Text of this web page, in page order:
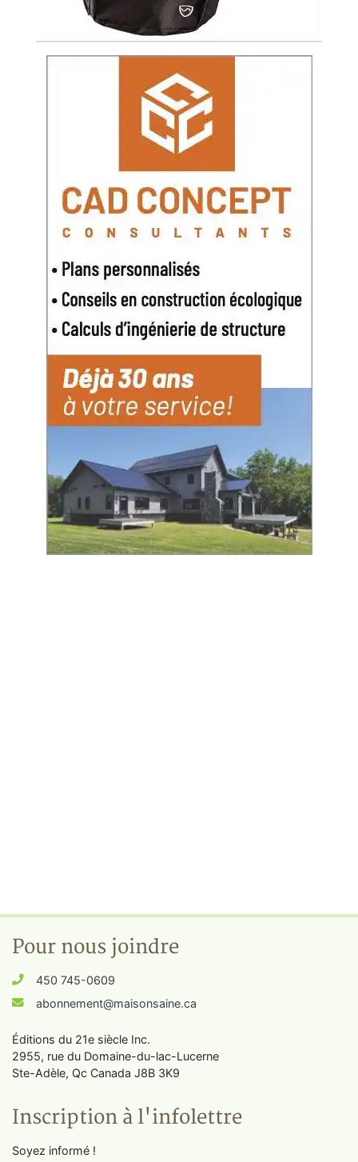
Pour nous joindre
450 745-0609
abonnement@maisonsaine.ca
Éditions du 21e siècle Inc.
2955, rue du Domaine-du-lac-Lucerne
Ste-Adèle, Qc Canada J8B 3K9
Inscription à l'infolettre
Soyez informé !